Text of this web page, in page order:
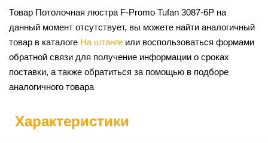
Товар Потолочная люстра F-Promo Tufan 3087-6P на
данный момент отсутствует, вы можете найти аналогичный
товар в каталоге На штанге или воспользоваться формами
обратной связи для получение информации о сроках
поставки, а также обратиться за помощью в подборе
аналогичного товара
Характеристики